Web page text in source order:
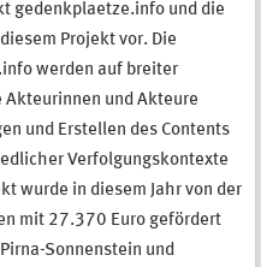
gedenkplaetze.info und die
Projekt vor. Die
werden auf breiter
und Akteure
und Erstellen des Contents
Verfolgungskontexte
wurde in diesem Jahr von der
mit 27.370 Euro gefördert
Sonnenstein und